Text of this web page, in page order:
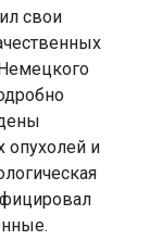
свои
опухолей и